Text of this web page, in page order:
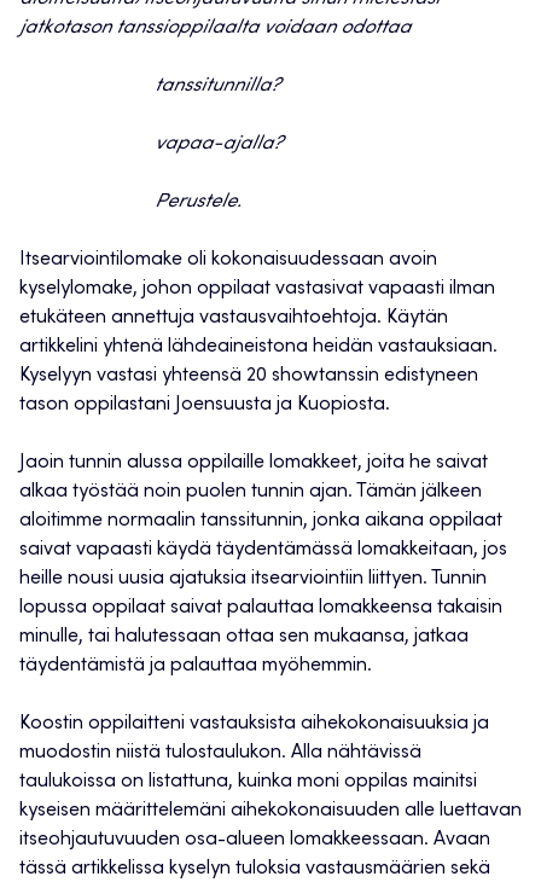
jatkotason tanssioppilaalta voidaan odottaa
tanssitunnilla?
vapaa-ajalla?
Perustele.
Itsearviointilomake oli kokonaisuudessaan avoin
kyselylomake, johon oppilaat vastasivat vapaasti ilman
etukäteen annettuja vastausvaihtoehtoja. Käytän
artikkelini yhtenä lähdeaineistona heidän vastauksiaan.
Kyselyyn vastasi yhteensä 20 showtanssin edistyneen
tason oppilastani Joensuusta ja Kuopiosta.
Jaoin tunnin alussa oppilaille lomakkeet, joita he saivat
alkaa työstää noin puolen tunnin ajan. Tämän jälkeen
aloitimme normaalin tanssitunnin, jonka aikana oppilaat
saivat vapaasti käydä täydentämässä lomakkeitaan, jos
heille nousi uusia ajatuksia itsearviointiin liittyen. Tunnin
lopussa oppilaat saivat palauttaa lomakkeensa takaisin
minulle, tai halutessaan ottaa sen mukaansa, jatkaa
täydentämistä ja palauttaa myöhemmin.
Koostin oppilaitteni vastauksista aihekokonaisuuksia ja
muodostin niistä tulostaulukon. Alla nähtävissä
taulukoissa on listattuna, kuinka moni oppilas mainitsi
kyseisen määrittelemäni aihekokonaisuuden alle luettavan
itseohjautuvuuden osa-alueen lomakkeessaan. Avaan
tässä artikkelissa kyselyn tuloksia vastausmäärien sekä